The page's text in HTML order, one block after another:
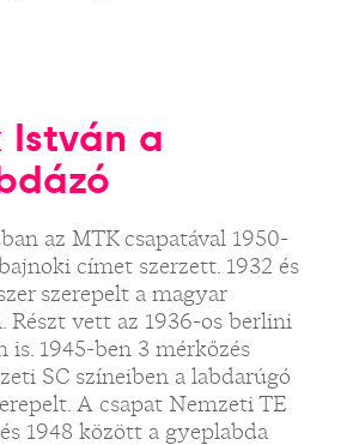
István a
az MTK csapatával 1950-
címet szerzett. 1932 és
szerepelt a magyar
Részt vett az 1936-os berlini
1945-ben 3 mérkőzés
SC színeiben a labdarúgó
A csapat Nemzeti TE
1948 között a gyeplabda